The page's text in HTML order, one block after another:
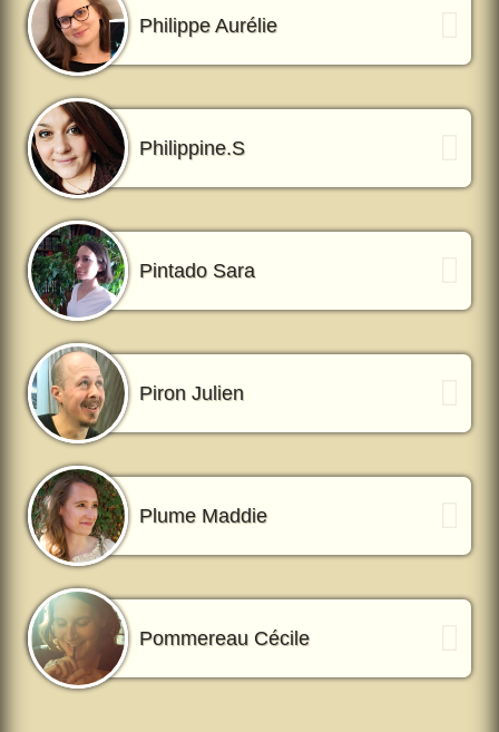
Philippe Aurélie
Philippine.S
Pintado Sara
Piron Julien
Plume Maddie
Pommereau Cécile